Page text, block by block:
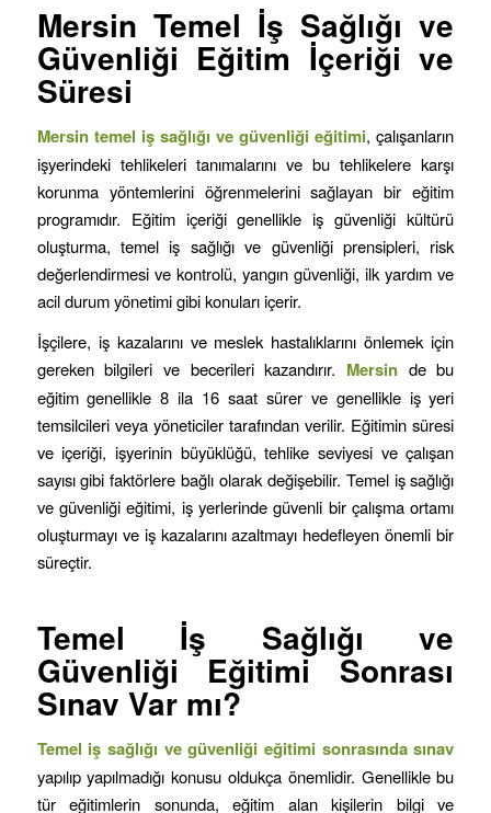
Mersin Temel İş Sağlığı ve
Güvenliği Eğitim İçeriği ve
Süresi
Mersin temel iş sağlığı ve güvenliği eğitimi, çalışanların
işyerindeki tehlikeleri tanımalarını ve bu tehlikelere karşı
korunma yöntemlerini öğrenmelerini sağlayan bir eğitim
programıdır. Eğitim içeriği genellikle iş güvenliği kültürü
oluşturma, temel iş sağlığı ve güvenliği prensipleri, risk
değerlendirmesi ve kontrolü, yangın güvenliği, ilk yardım ve
acil durum yönetimi gibi konuları içerir.
İşçilere, iş kazalarını ve meslek hastalıklarını önlemek için
gereken bilgileri ve becerileri kazandırır. Mersin de bu
eğitim genellikle 8 ila 16 saat sürer ve genellikle iş yeri
temsilcileri veya yöneticiler tarafından verilir. Eğitimin süresi
ve içeriği, işyerinin büyüklüğü, tehlike seviyesi ve çalışan
sayısı gibi faktörlere bağlı olarak değişebilir. Temel iş sağlığı
ve güvenliği eğitimi, iş yerlerinde güvenli bir çalışma ortamı
oluşturmayı ve iş kazalarını azaltmayı hedefleyen önemli bir
süreçtir.
Temel İş Sağlığı ve
Güvenliği Eğitimi Sonrası
Sınav Var mı?
Temel iş sağlığı ve güvenliği eğitimi sonrasında sınav
yapılıp yapılmadığı konusu oldukça önemlidir. Genellikle bu
tür eğitimlerin sonunda, eğitim alan kişilerin bilgi ve